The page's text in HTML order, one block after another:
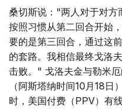
桑切斯说："两人对于对方
按照习惯从第二回合开始
要的是第三回合，通过这
的套路。我相信最终戈洛
击败。" 戈洛夫金与勒米
（阿斯塔纳时间10月18
时，美国付费（PPV）有